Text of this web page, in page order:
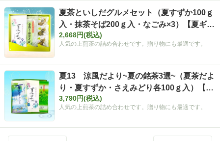
夏茶といしだグルメセット（夏すずか100ｇ
入・抹茶そば200ｇ入・なごみ×3）【夏ギフ
ト】
2,668円(税込)
人気の上煎茶の詰め合わせです。贈り物にも最適です。
夏13 涼風だより~夏の銘茶3選~（夏茶だよ
り・夏すずか・さえみどり各100ｇ入）【夏
ギフト】
3,790円(税込)
人気の上煎茶の詰め合わせです。贈り物にも最適です。